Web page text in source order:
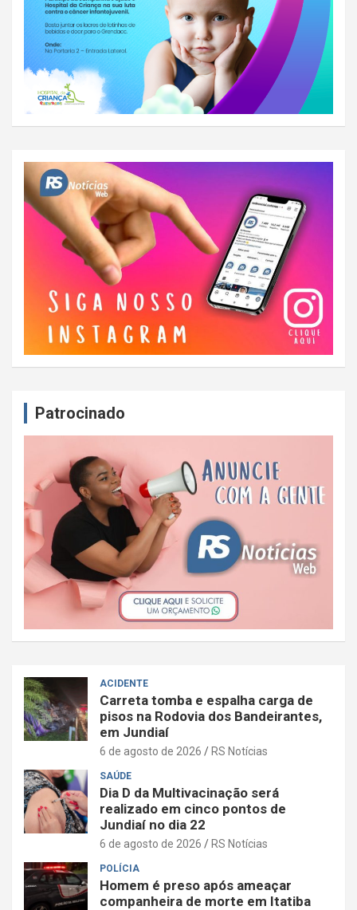
Patrocinado
ACIDENTE
Carreta tomba e espalha carga de
pisos na Rodovia dos Bandeirantes,
em Jundiaí
6 de agosto de 2026 RS Notícias
SAÚDE
Dia D da Multivacinação será
realizado em cinco pontos de
Jundiaí no dia 22
6 de agosto de 2026 RS Notícias
POLÍCIA
Homem é preso após ameaçar
companheira de morte em Itatiba